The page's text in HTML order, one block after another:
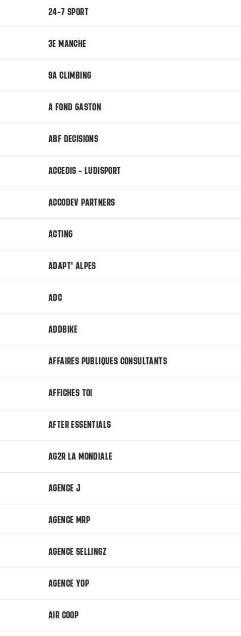
24-7 SPORT
3E MANCHE
9A CLIMBING
A FOND GASTON
ABF DECISIONS
ACCEDIS - LUDISPORT
ACCODEV PARTNERS
ACTING
ADAPT' ALPES
ADC
ADDBIKE
AFFAIRES PUBLIQUES CONSULTANTS
AFFICHES TOI
AFTER ESSENTIALS
AG2R LA MONDIALE
AGENCE J
AGENCE MRP
AGENCE SELLINGZ
AGENCE YOP
AIR COOP